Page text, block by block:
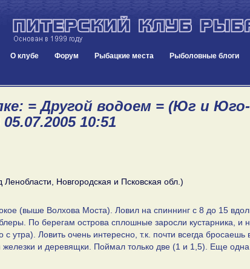
О клубе Форум Рыбацкие места Рыболовные блоги
= Другой водоем = (Юг и
10:51
Новгородская и Псковская обл.)
(выше Волхова Моста). Ловил на спиннинг с 8 до 15
По берегам острова сплошные заросли кустарника, и
утра). Ловить очень интересно, т.к. почти всегда бросаешь
железки и деревящки. Поймал только две (1 и 1,5). Еще